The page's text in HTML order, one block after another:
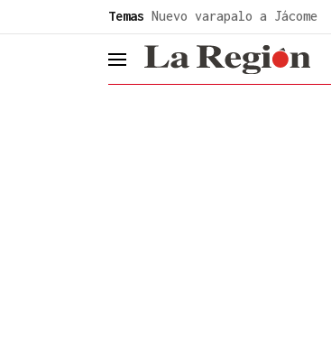
Temas Nuevo varapalo a Jácome
header.menu.open